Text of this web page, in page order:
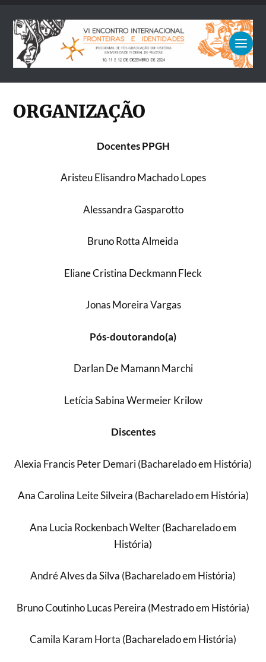
ORGANIZAÇÃO
Docentes PPGH
Aristeu Elisandro Machado Lopes
Alessandra Gasparotto
Bruno Rotta Almeida
Eliane Cristina Deckmann Fleck
Jonas Moreira Vargas
Pós-doutorando(a)
Darlan De Mamann Marchi
Letícia Sabina Wermeier Krilow
Discentes
Alexia Francis Peter Demari (Bacharelado em História)
Ana Carolina Leite Silveira (Bacharelado em História)
Ana Lucia Rockenbach Welter (Bacharelado em
História)
André Alves da Silva (Bacharelado em História)
Bruno Coutinho Lucas Pereira (Mestrado em História)
Camila Karam Horta (Bacharelado em História)